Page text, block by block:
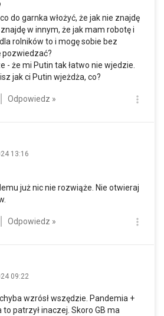
do garnka włożyć, że jak nie znajdę
w innym, że jak mam robotę i
rolników to i mogę sobie bez
pozwiedzać?
- że mi Putin tak łatwo nie wjedzie.
jak ci Putin wjeżdża, co?
Odpowiedz »
13:16
już nic nie rozwiąże. Nie otwieraj
Odpowiedz »
09:22
wzrósł wszędzie. Pandemia +
patrzył inaczej. Skoro GB ma